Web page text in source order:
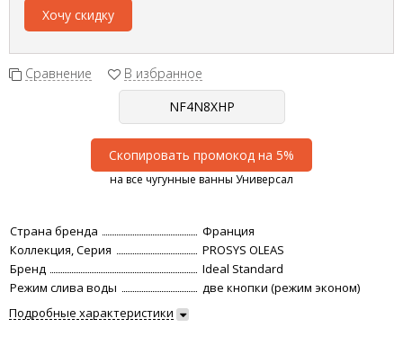
Хочу скидку
Сравнение В избранное
Скопировать промокод на 5%
на все чугунные ванны Универсал
Страна бренда
Франция
Коллекция, Серия
PROSYS OLEAS
Бренд
Ideal Standard
Режим слива воды
две кнопки (режим эконом)
Подробные характеристики